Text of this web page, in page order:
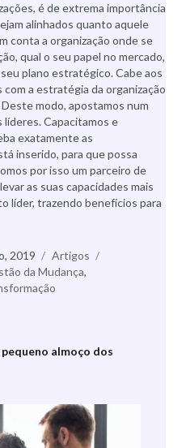
é de extrema importância
alinhados quanto aquele
conta a organização onde se
qual o seu papel no mercado,
plano estratégico. Cabe aos
a estratégia da organização
modo, apostamos num
Capacitamos e
exatamente as
inserido, para que possa
por isso um parceiro de
as suas capacidades mais
líder, trazendo benefícios para
2019 Categorias
Artigos
da Mudança,
almoço dos